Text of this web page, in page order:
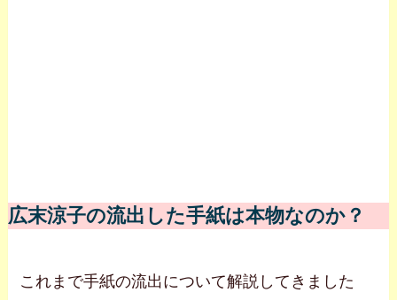
広末涼子の流出した手紙は本物なのか？
これまで手紙の流出について解説してきました